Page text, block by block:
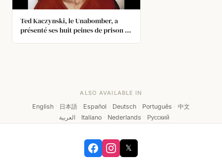
Ted Kaczynski, le Unabomber, a
présenté ses huit peines de prison à
ALSO AVAILABLE IN
English · 日本語 · Español · Deutsch · Português · 中文
· العربية · Italiano · Nederlands · Русский
𝕏